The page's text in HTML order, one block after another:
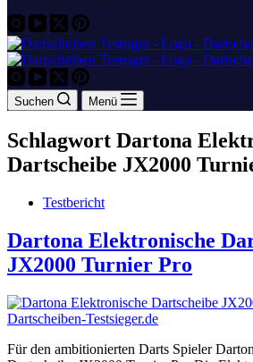
Suchen Menü
Schlagwort Dartona
Dartscheibe JX2000
Testbericht
Dartona Elektronische
JX2000 Turnier Pro
Für den ambitionierten Darts Spieler